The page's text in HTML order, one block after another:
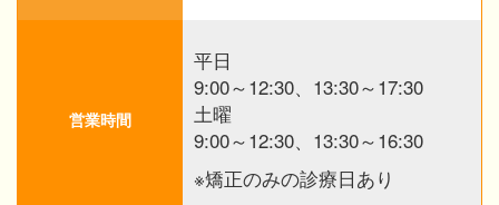
営業時間
平日
9:00～12:30、13:30～17:30
土曜
9:00～12:30、13:30～16:30
※矯正のみの診療日あり